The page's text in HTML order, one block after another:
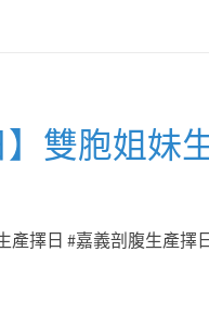
】雙胞姐妹
產擇日 #嘉義剖腹生產